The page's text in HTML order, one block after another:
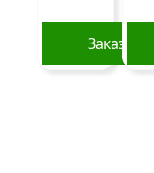
Заказать